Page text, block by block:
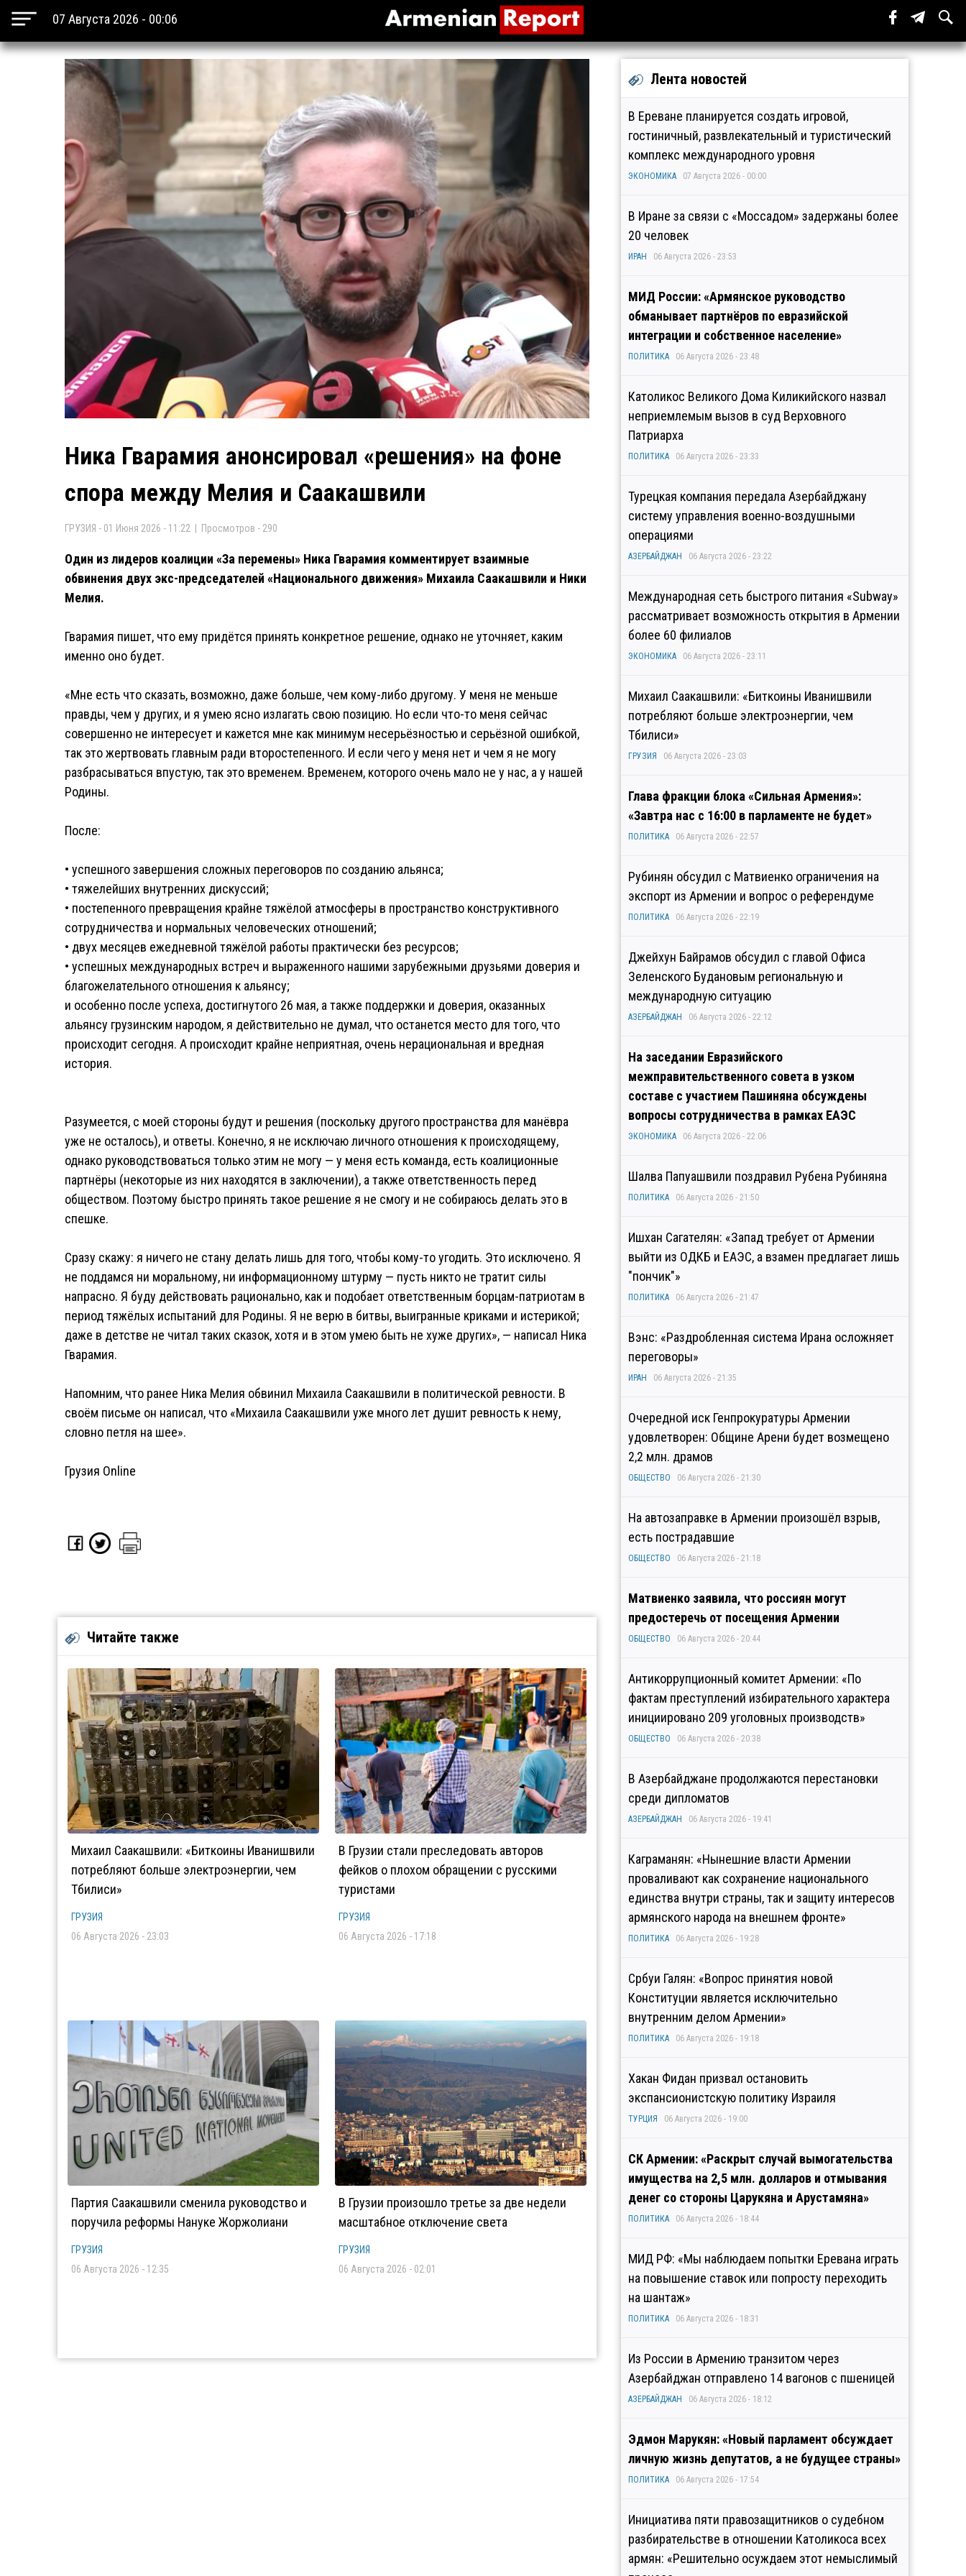
07 Августа 2026 - 00:06
Ника Гварамия анонсировал «решения» на фоне
спора между Мелия и Саакашвили
ГРУЗИЯ - 01 Июня 2026 - 11:22 | Просмотров - 290
Один из лидеров коалиции «За перемены» Ника Гварамия комментирует взаимные
обвинения двух экс-председателей «Национального движения» Михаила Саакашвили и Ники
Мелия.
Гварамия пишет, что ему придётся принять конкретное решение, однако не уточняет, каким
именно оно будет.
«Мне есть что сказать, возможно, даже больше, чем кому-либо другому. У меня не меньше
правды, чем у других, и я умею ясно излагать свою позицию. Но если что-то меня сейчас
совершенно не интересует и кажется мне как минимум несерьёзностью и серьёзной ошибкой,
так это жертвовать главным ради второстепенного. И если чего у меня нет и чем я не могу
разбрасываться впустую, так это временем. Временем, которого очень мало не у нас, а у нашей
Родины.
После:
• успешного завершения сложных переговоров по созданию альянса;
• тяжелейших внутренних дискуссий;
• постепенного превращения крайне тяжёлой атмосферы в пространство конструктивного
сотрудничества и нормальных человеческих отношений;
• двух месяцев ежедневной тяжёлой работы практически без ресурсов;
• успешных международных встреч и выраженного нашими зарубежными друзьями доверия и
благожелательного отношения к альянсу;
и особенно после успеха, достигнутого 26 мая, а также поддержки и доверия, оказанных
альянсу грузинским народом, я действительно не думал, что останется место для того, что
происходит сегодня. А происходит крайне неприятная, очень нерациональная и вредная
история.
Разумеется, с моей стороны будут и решения (поскольку другого пространства для манёвра
уже не осталось), и ответы. Конечно, я не исключаю личного отношения к происходящему,
однако руководствоваться только этим не могу — у меня есть команда, есть коалиционные
партнёры (некоторые из них находятся в заключении), а также ответственность перед
обществом. Поэтому быстро принять такое решение я не смогу и не собираюсь делать это в
спешке.
Сразу скажу: я ничего не стану делать лишь для того, чтобы кому-то угодить. Это исключено. Я
не поддамся ни моральному, ни информационному штурму — пусть никто не тратит силы
напрасно. Я буду действовать рационально, как и подобает ответственным борцам-патриотам в
период тяжёлых испытаний для Родины. Я не верю в битвы, выигранные криками и истерикой;
даже в детстве не читал таких сказок, хотя и в этом умею быть не хуже других», — написал Ника
Гварамия.
Напомним, что ранее Ника Мелия обвинил Михаила Саакашвили в политической ревности. В
своём письме он написал, что «Михаила Саакашвили уже много лет душит ревность к нему,
словно петля на шее».
Грузия Online
Читайте также
Михаил Саакашвили: «Биткоины Иванишвили
потребляют больше электроэнергии, чем
Тбилиси»
ГРУЗИЯ
06 Августа 2026 - 23:03
В Грузии стали преследовать авторов
фейков о плохом обращении с русскими
туристами
ГРУЗИЯ
06 Августа 2026 - 17:18
Партия Саакашвили сменила руководство и
поручила реформы Нануке Жоржолиани
ГРУЗИЯ
06 Августа 2026 - 12:35
В Грузии произошло третье за две недели
масштабное отключение света
ГРУЗИЯ
06 Августа 2026 - 02:01
Лента новостей
В Ереване планируется создать игровой,
гостиничный, развлекательный и туристический
комплекс международного уровня
ЭКОНОМИКА 07 Августа 2026 - 00:00
В Иране за связи с «Моссадом» задержаны более
20 человек
ИРАН 06 Августа 2026 - 23:53
МИД России: «Армянское руководство
обманывает партнёров по евразийской
интеграции и собственное население»
ПОЛИТИКА 06 Августа 2026 - 23:48
Католикос Великого Дома Киликийского назвал
неприемлемым вызов в суд Верховного
Патриарха
ПОЛИТИКА 06 Августа 2026 - 23:33
Турецкая компания передала Азербайджану
систему управления военно-воздушными
операциями
АЗЕРБАЙДЖАН 06 Августа 2026 - 23:22
Международная сеть быстрого питания «Subway»
рассматривает возможность открытия в Армении
более 60 филиалов
ЭКОНОМИКА 06 Августа 2026 - 23:11
Михаил Саакашвили: «Биткоины Иванишвили
потребляют больше электроэнергии, чем
Тбилиси»
ГРУЗИЯ 06 Августа 2026 - 23:03
Глава фракции блока «Сильная Армения»:
«Завтра нас с 16:00 в парламенте не будет»
ПОЛИТИКА 06 Августа 2026 - 22:57
Рубинян обсудил с Матвиенко ограничения на
экспорт из Армении и вопрос о референдуме
ПОЛИТИКА 06 Августа 2026 - 22:19
Джейхун Байрамов обсудил с главой Офиса
Зеленского Будановым региональную и
международную ситуацию
АЗЕРБАЙДЖАН 06 Августа 2026 - 22:12
На заседании Евразийского
межправительственного совета в узком
составе с участием Пашиняна обсуждены
вопросы сотрудничества в рамках ЕАЭС
ЭКОНОМИКА 06 Августа 2026 - 22:06
Шалва Папуашвили поздравил Рубена Рубиняна
ПОЛИТИКА 06 Августа 2026 - 21:50
Ишхан Сагателян: «Запад требует от Армении
выйти из ОДКБ и ЕАЭС, а взамен предлагает лишь
"пончик"»
ПОЛИТИКА 06 Августа 2026 - 21:47
Вэнс: «Раздробленная система Ирана осложняет
переговоры»
ИРАН 06 Августа 2026 - 21:35
Очередной иск Генпрокуратуры Армении
удовлетворен: Общине Арени будет возмещено
2,2 млн. драмов
ОБЩЕСТВО 06 Августа 2026 - 21:30
На автозаправке в Армении произошёл взрыв,
есть пострадавшие
ОБЩЕСТВО 06 Августа 2026 - 21:18
Матвиенко заявила, что россиян могут
предостеречь от посещения Армении
ОБЩЕСТВО 06 Августа 2026 - 20:44
Антикоррупционный комитет Армении: «По
фактам преступлений избирательного характера
инициировано 209 уголовных производств»
ОБЩЕСТВО 06 Августа 2026 - 20:38
В Азербайджане продолжаются перестановки
среди дипломатов
АЗЕРБАЙДЖАН 06 Августа 2026 - 19:41
Каграманян: «Нынешние власти Армении
проваливают как сохранение национального
единства внутри страны, так и защиту интересов
армянского народа на внешнем фронте»
ПОЛИТИКА 06 Августа 2026 - 19:28
Србуи Галян: «Вопрос принятия новой
Конституции является исключительно
внутренним делом Армении»
ПОЛИТИКА 06 Августа 2026 - 19:18
Хакан Фидан призвал остановить
экспансионистскую политику Израиля
ТУРЦИЯ 06 Августа 2026 - 19:00
СК Армении: «Раскрыт случай вымогательства
имущества на 2,5 млн. долларов и отмывания
денег со стороны Царукяна и Арустамяна»
ПОЛИТИКА 06 Августа 2026 - 18:44
МИД РФ: «Мы наблюдаем попытки Еревана играть
на повышение ставок или попросту переходить
на шантаж»
ПОЛИТИКА 06 Августа 2026 - 18:31
Из России в Армению транзитом через
Азербайджан отправлено 14 вагонов с пшеницей
АЗЕРБАЙДЖАН 06 Августа 2026 - 18:12
Эдмон Марукян: «Новый парламент обсуждает
личную жизнь депутатов, а не будущее страны»
ПОЛИТИКА 06 Августа 2026 - 17:54
Инициатива пяти правозащитников о судебном
разбирательстве в отношении Католикоса всех
армян: «Решительно осуждаем этот немыслимый